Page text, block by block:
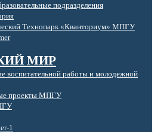
подразделения
Технопарк «Кванториум» МПГУ
МИР
воспитательной работы и молодежной
проекты МПГУ